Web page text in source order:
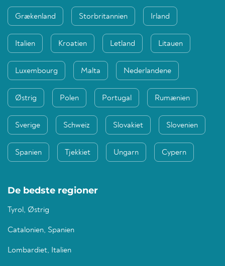
Grækenland Storbritannien Irland
Italien Kroatien Letland Litauen
Luxembourg Malta Nederlandene
Østrig Polen Portugal Rumænien
Sverige Schweiz Slovakiet Slovenien
Spanien Tjekkiet Ungarn Cypern
De bedste regioner
Tyrol, Østrig
Catalonien, Spanien
Lombardiet, Italien